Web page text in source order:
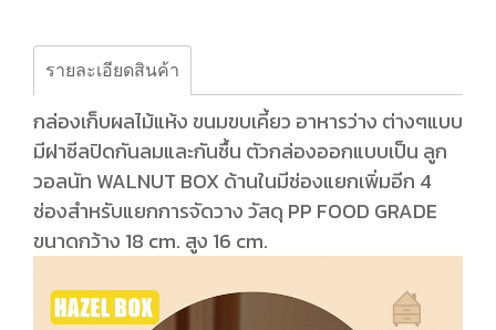
รายละเอียดสินค้า
กล่องเก็บผลไม้แห้ง ขนมขบเคี้ยว อาหารว่าง ต่างๆแบบ
มีฝาซีลปิดกันลมและกันชื้น ตัวกล่องออกแบบเป็น ลูก
วอลนัท WALNUT BOX ด้านในมีช่องแยกเพิ่มอีก 4
ช่องสำหรับแยกการจัดวาง วัสดุ PP FOOD GRADE
ขนาดกว้าง 18 cm. สูง 16 cm.